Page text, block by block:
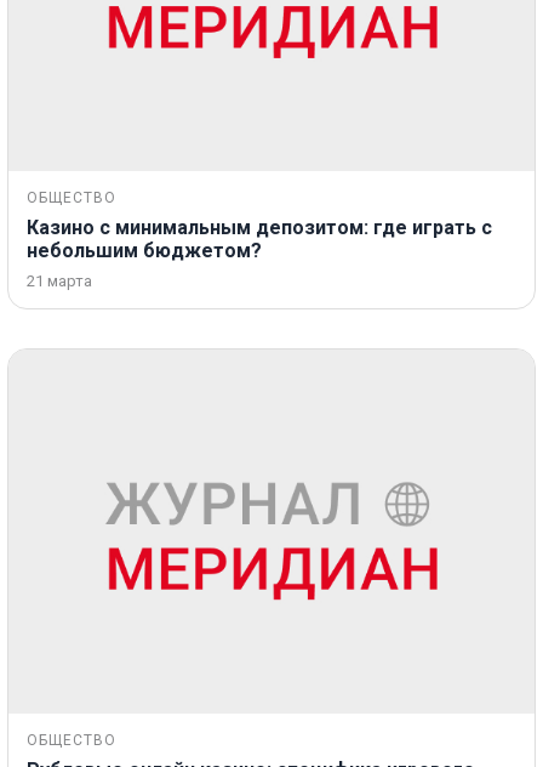
ОБЩЕСТВО
Казино с минимальным депозитом: где играть с
небольшим бюджетом?
21 марта
ОБЩЕСТВО